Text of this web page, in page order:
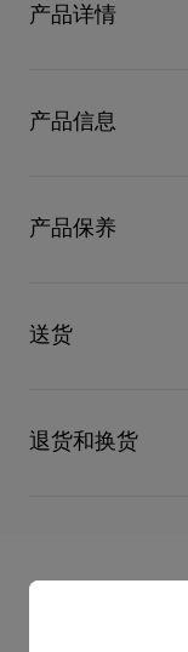
产品详情
源自 Christian
轻盈的视觉风格进行
标志性的红色鞋底
片，带来卓越的质量
尺寸：
产品信息
颜色
Shiny dark
物料
金属
产品保养
革产品需要深层清洁
您心仪的设计耐用经
送货
UPS标准服务：3至6
UPS特快专递：费用
部分地区可能需要额
退货和换货
退回的产品必须完好